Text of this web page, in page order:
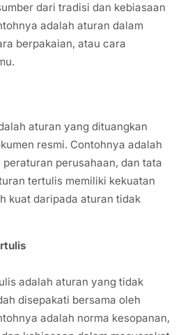
dari tradisi dan kebiasaan
adalah aturan dalam
berpakaian, atau cara
aturan yang dituangkan
resmi. Contohnya adalah
perusahaan, dan tata
tertulis memiliki kekuatan
kuat daripada aturan tidak
adalah aturan yang tidak
disepakati bersama oleh
adalah norma kesopanan,